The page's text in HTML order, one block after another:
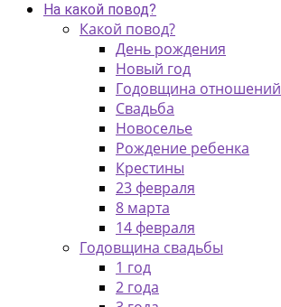
На какой повод?
Какой повод?
День рождения
Новый год
Годовщина отношений
Свадьба
Новоселье
Рождение ребенка
Крестины
23 февраля
8 марта
14 февраля
Годовщина свадьбы
1 год
2 года